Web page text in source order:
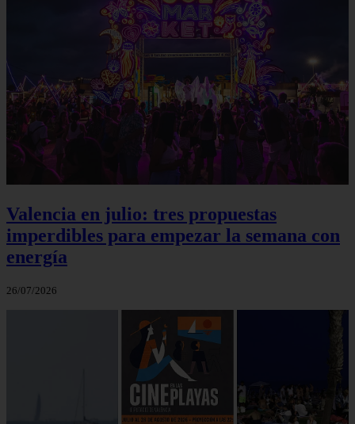
Valencia en julio: tres propuestas
imperdibles para empezar la semana con
energía
26/07/2026